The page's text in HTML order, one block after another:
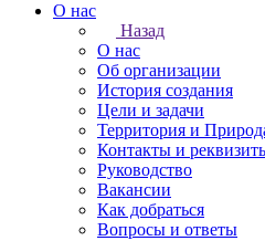
О нас
Назад
О нас
Об организации
История создания
Цели и задачи
Территория и
Контакты и
Руководство
Вакансии
Как добраться
Вопросы и ответы